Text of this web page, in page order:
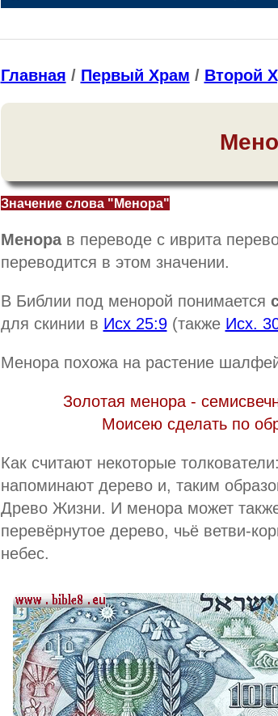
Главная / Первый Храм / Второй
Значение слова "Менора"
Менорав переводе с иврита
переводится в этом значении.
В Библии под менорой понимается
для скинии в Исх 25:9(также Исх.
Менора похожа на растение
Золотая менора -
Моисею сделать по
Как считают некоторые
напоминают дерево и, таким
Древо Жизни. И менора может
перевёрнутое дерево, чьё ветви-
небес.